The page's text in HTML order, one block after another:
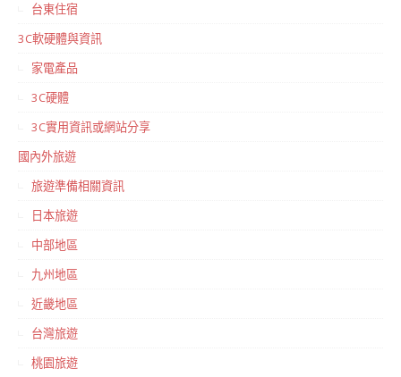
台東住宿
3C軟硬體與資訊
家電產品
3C硬體
3C實用資訊或網站分享
國內外旅遊
旅遊準備相關資訊
日本旅遊
中部地區
九州地區
近畿地區
台灣旅遊
桃園旅遊